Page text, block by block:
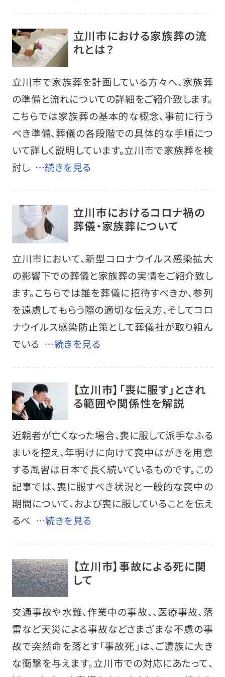
立川市における家族葬の流
れとは？
立川市で家族葬を計画している方々へ、家族葬
の準備と流れについての詳細をご紹介致します。
こちらでは家族葬の基本的な概念、事前に行う
べき準備、葬儀の各段階での具体的な手順につ
いて詳しく説明しています。立川市で家族葬を検
討し …続きを見る
立川市におけるコロナ禍の
葬儀・家族葬について
立川市において、新型コロナウイルス感染拡大
の影響下での葬儀と家族葬の実情をご紹介致し
ます。こちらでは誰を葬儀に招待すべきか、参列
を遠慮してもらう際の適切な伝え方、そしてコロ
ナウイルス感染防止策として葬儀社が取り組ん
でいる …続きを見る
【立川市】「喪に服す」とされ
る範囲や関係性を解説
近親者が亡くなった場合、喪に服して派手なふる
まいを控え、年明けに向けて喪中はがきを用意
する風習は日本で長く続いているものです。この
記事では、喪に服すべき状況と一般的な喪中の
期間について、および喪に服していることを伝え
るべ …続きを見る
【立川市】事故による死に関
して
交通事故や水難、作業中の事故、、医療事故、落
雷など天災による事故などさまざまな不慮の事
故で突然命を落とす「事故死」は、ご遺族に大き
な衝撃を与えます。立川市での対応にあたって、